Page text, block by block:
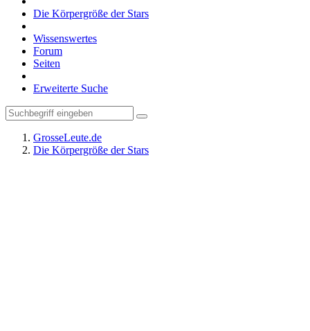
Die Körpergröße der Stars
Wissenswertes
Forum
Seiten
Erweiterte Suche
GrosseLeute.de
Die Körpergröße der Stars